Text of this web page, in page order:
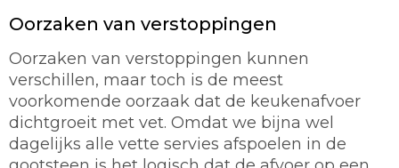
Oorzaken van verstoppingen
Oorzaken van verstoppingen kunnen
verschillen, maar toch is de meest
voorkomende oorzaak dat de keukenafvoer
dichtgroeit met vet. Omdat we bijna wel
dagelijks alle vette servies afspoelen in de